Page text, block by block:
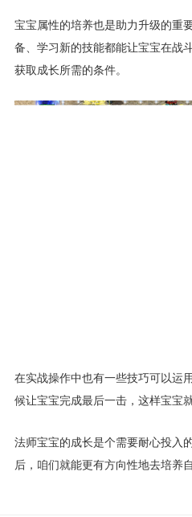
宝宝属性的培养也是助力升级的重
备、学习新的技能都能让宝宝在战
获取成长所需的条件。
在实战操作中也有一些技巧可以运
候让宝宝完成最后一击，这样宝宝
法师宝宝的成长是个需要耐心投入
后，咱们就能更有方向性地去培养